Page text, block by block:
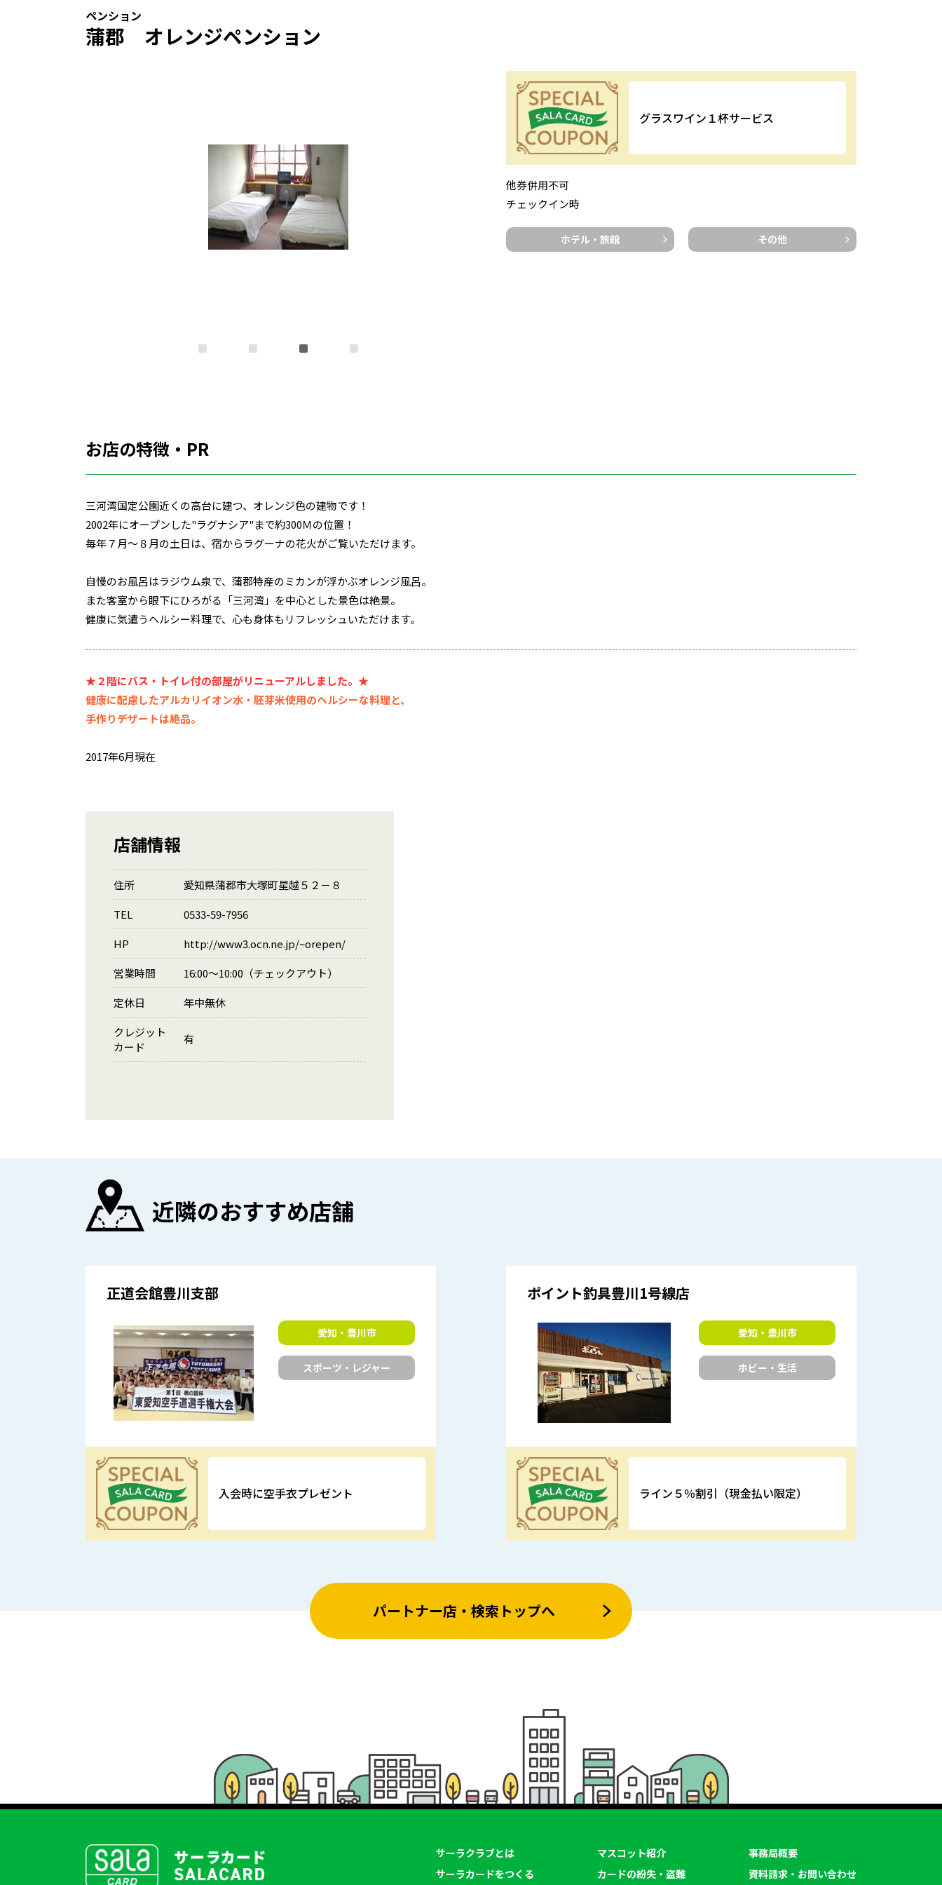
ペンション
蒲郡 オレンジペンション
特典内容
グラスワイン１杯サービス
他券併用不可
チェックイン時
ホテル・旅館 その他
お店の特徴・PR
三河湾国定公園近くの高台に建つ、オレンジ色の建物です！
2002年にオープンした"ラグナシア"まで約300Ｍの位置！
毎年７月～８月の土日は、宿からラグーナの花火がご覧いただけます。
自慢のお風呂はラジウム泉で、蒲郡特産のミカンが浮かぶオレンジ風呂。
また客室から眼下にひろがる「三河湾」を中心とした景色は絶景。
健康に気遣うヘルシー料理で、心も身体もリフレッシュいただけます。
★２階にバス・トイレ付の部屋がリニューアルしました。★
健康に配慮したアルカリイオン水・胚芽米使用のヘルシーな料理と、
手作りデザートは絶品。
2017年6月現在
店舗情報
住所
愛知県蒲郡市大塚町星越５２－８
TEL
0533-59-7956
HP
http://www3.ocn.ne.jp/~orepen/
営業時間
16:00～10:00（チェックアウト）
定休日
年中無休
クレジット
カード
有
近隣のおすすめ店舗
正道会館豊川支部
愛知・豊川市
スポーツ・レジャー
優待特典
入会時に空手衣プレゼント
ポイント釣具豊川1号線店
愛知・豊川市
ホビー・生活
優待特典
ライン５％割引（現金払い限定）
パートナー店・検索トップへ
サーラクラブとは
サーラカードをつくる
マスコット紹介
カードの紛失・盗難
事務局概要
資料請求・お問い合わせ